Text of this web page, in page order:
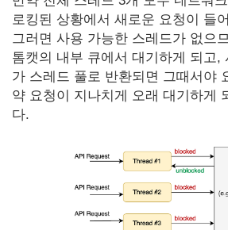
로킹된 상황에서 새로운 요청이 들
그러면 사용 가능한 스레드가 없으
톰캣의 내부 큐에서 대기하게 되고,
가 스레드 풀로 반환되면 그때서야
약 요청이 지나치게 오래 대기하게
다.